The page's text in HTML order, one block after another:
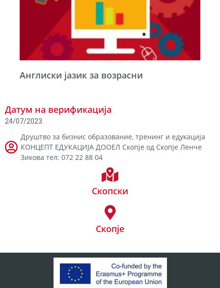
Англиски јазик за возрасни
Датум на верификација
24/07/2023
Друштво за бизнис образование, тренинг и едукација
КОНЦЕПТ ЕДУКАЦИЈА ДООЕЛ Скопје од Скопје Ленче
Зикова тел: 072 22 88 04
Скопски
Скопје